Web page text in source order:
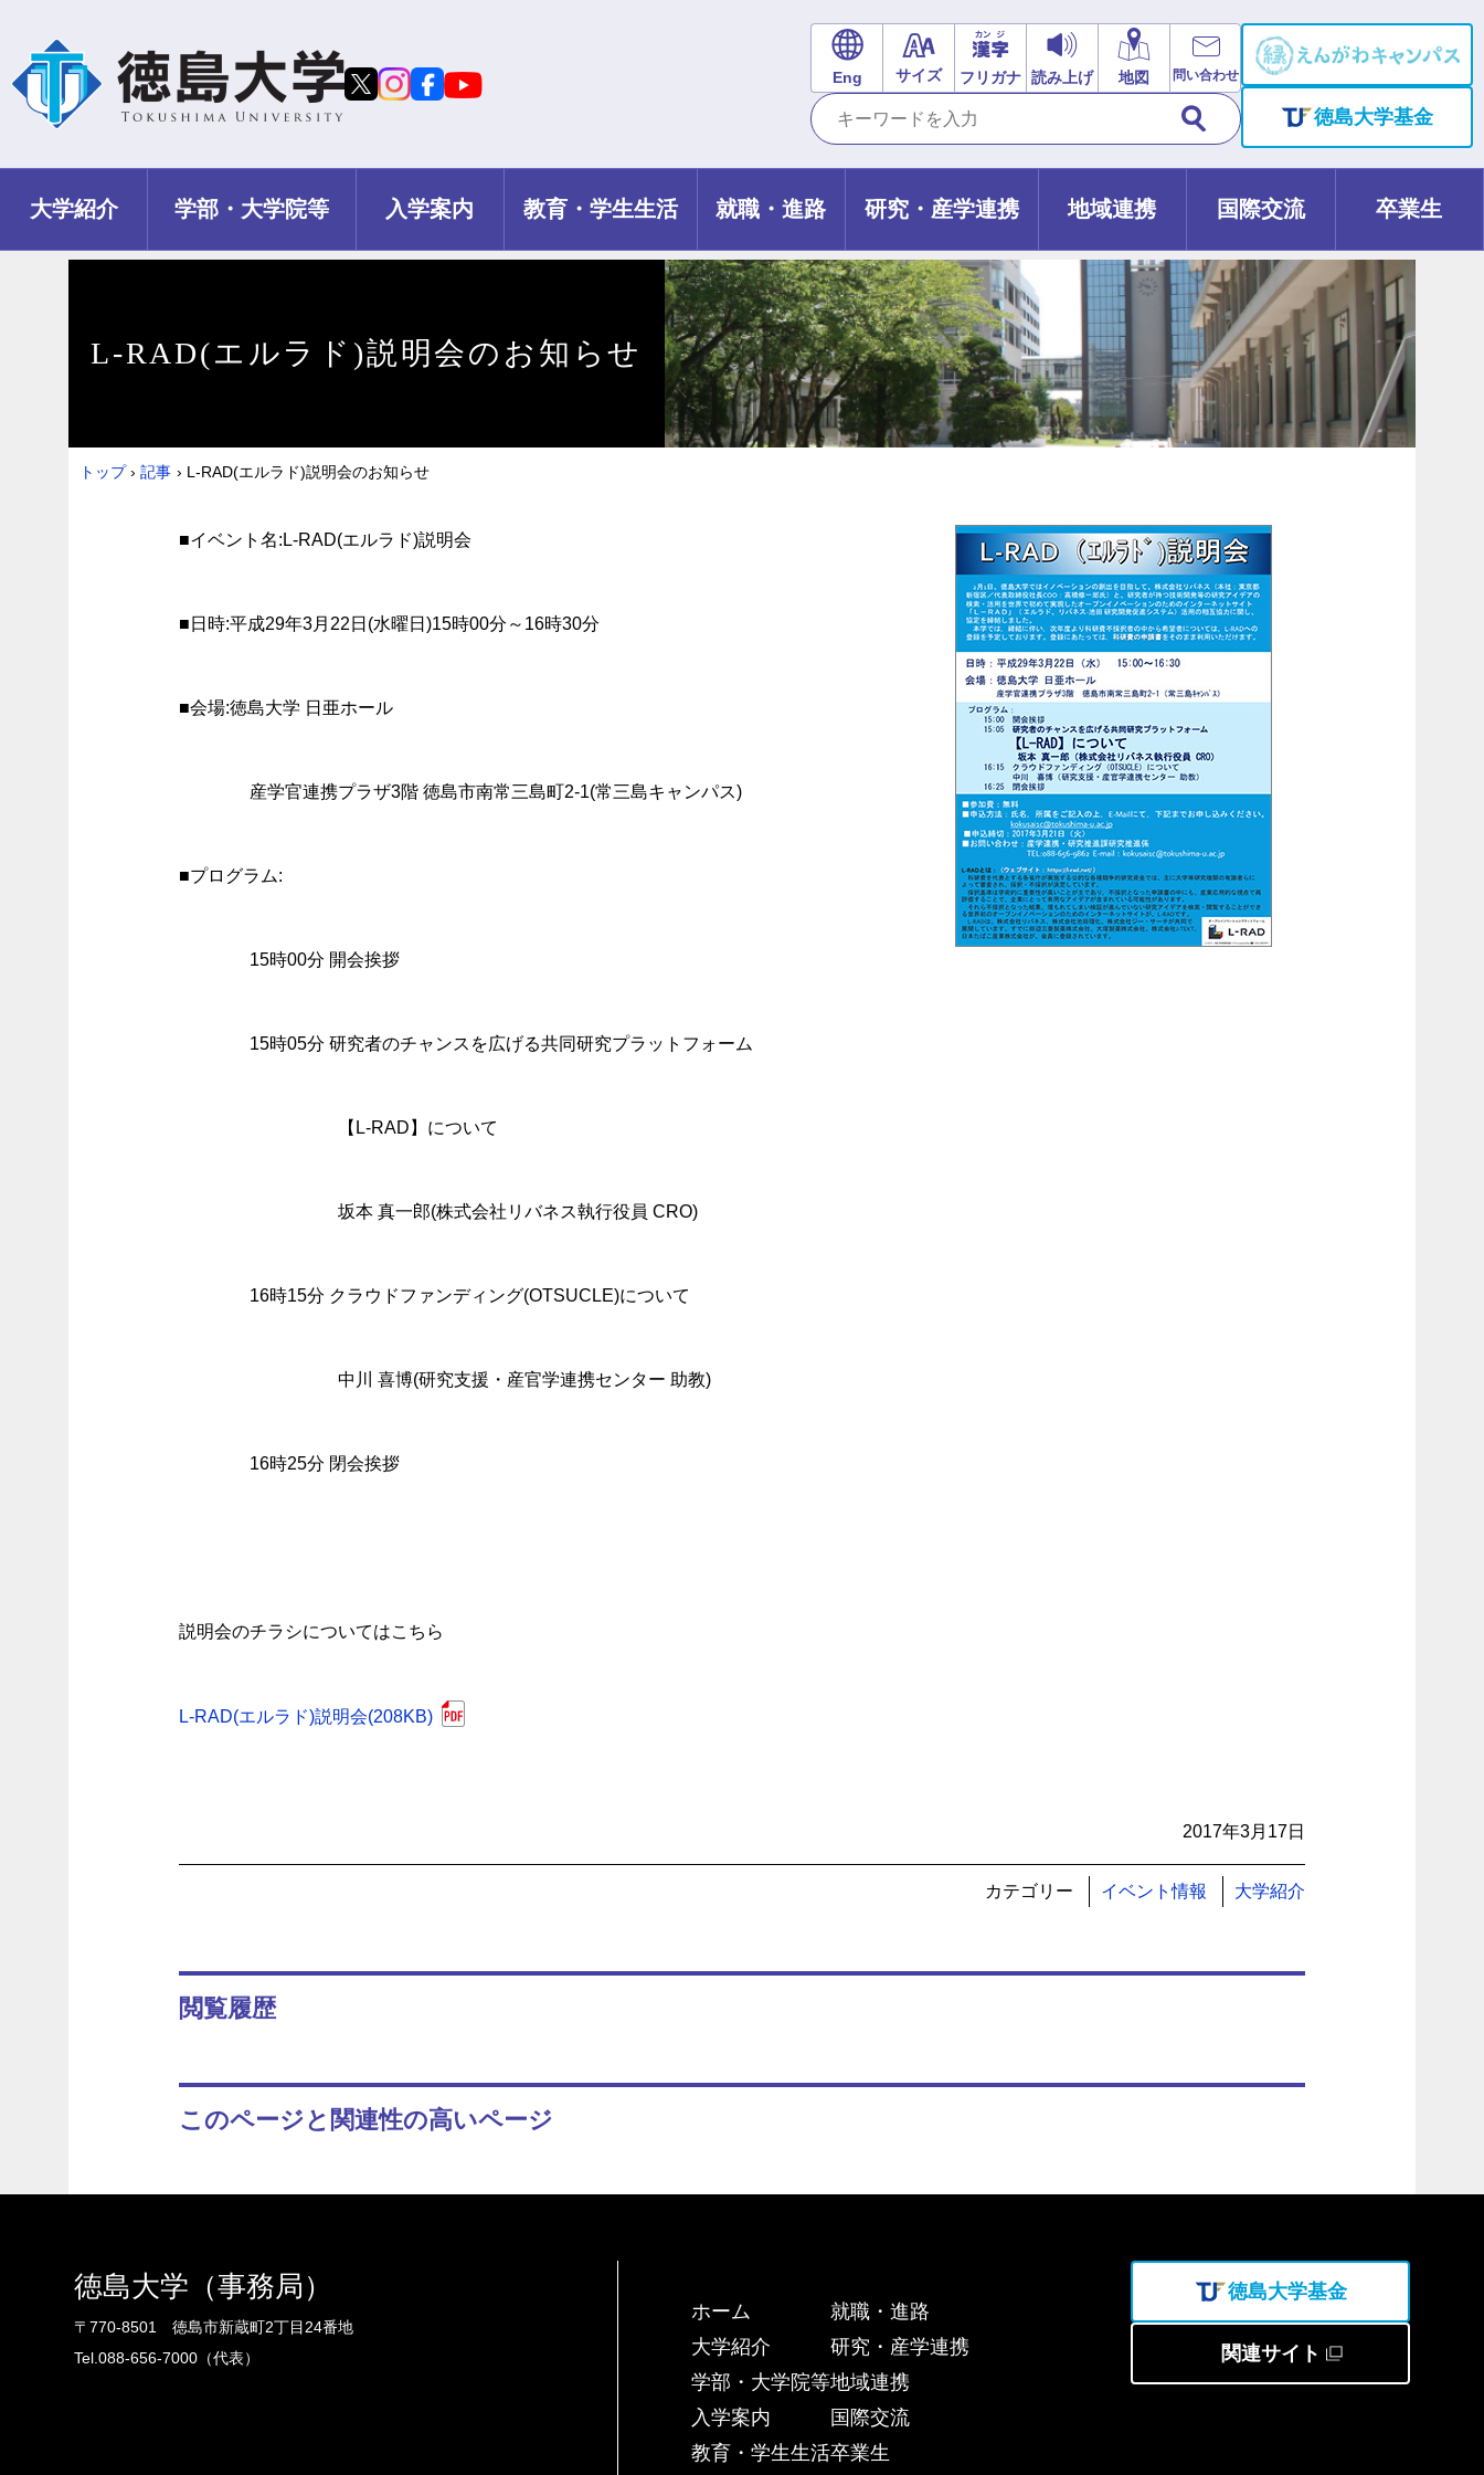
Eng サイズ フリガナ 読み上げ 地図 問い合わせ
徳島大学基金
大学紹介 学部・大学院等 入学案内 教育・学生生活 就職・進路 研究・産学連携 地域連携 国際交流 卒業生
L-RAD(エルラド)説明会のお知らせ
トップ › 記事 › L-RAD(エルラド)説明会のお知らせ
■イベント名:L-RAD(エルラド)説明会
■日時:平成29年3月22日(水曜日)15時00分～16時30分
■会場:徳島大学 日亜ホール
産学官連携プラザ3階 徳島市南常三島町2-1(常三島キャンパス)
■プログラム:
15時00分 開会挨拶
15時05分 研究者のチャンスを広げる共同研究プラットフォーム
【L-RAD】について
坂本 真一郎(株式会社リバネス執行役員 CRO)
16時15分 クラウドファンディング(OTSUCLE)について
中川 喜博(研究支援・産官学連携センター 助教)
16時25分 閉会挨拶
説明会のチラシについてはこちら
L-RAD(エルラド)説明会(208KB)
2017年3月17日
カテゴリー イベント情報 大学紹介
閲覧履歴
このページと関連性の高いページ
徳島大学（事務局）
〒770-8501 徳島市新蔵町2丁目24番地
Tel.088-656-7000（代表）
ホーム
大学紹介
学部・大学院等
入学案内
教育・学生生活
就職・進路
研究・産学連携
地域連携
国際交流
卒業生
徳島大学基金
関連サイト